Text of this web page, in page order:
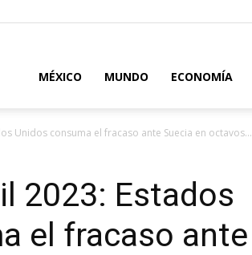
MÉXICO MUNDO ECONOMÍA
Unidos consuma el fracaso ante Suecia en octavos...
2023: Estados
el fracaso ante